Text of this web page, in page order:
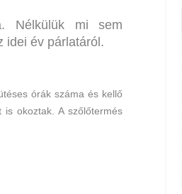
Nélkülük mi sem
idei év párlatáról.
órák száma és kellő
okoztak. A szőlőtermés